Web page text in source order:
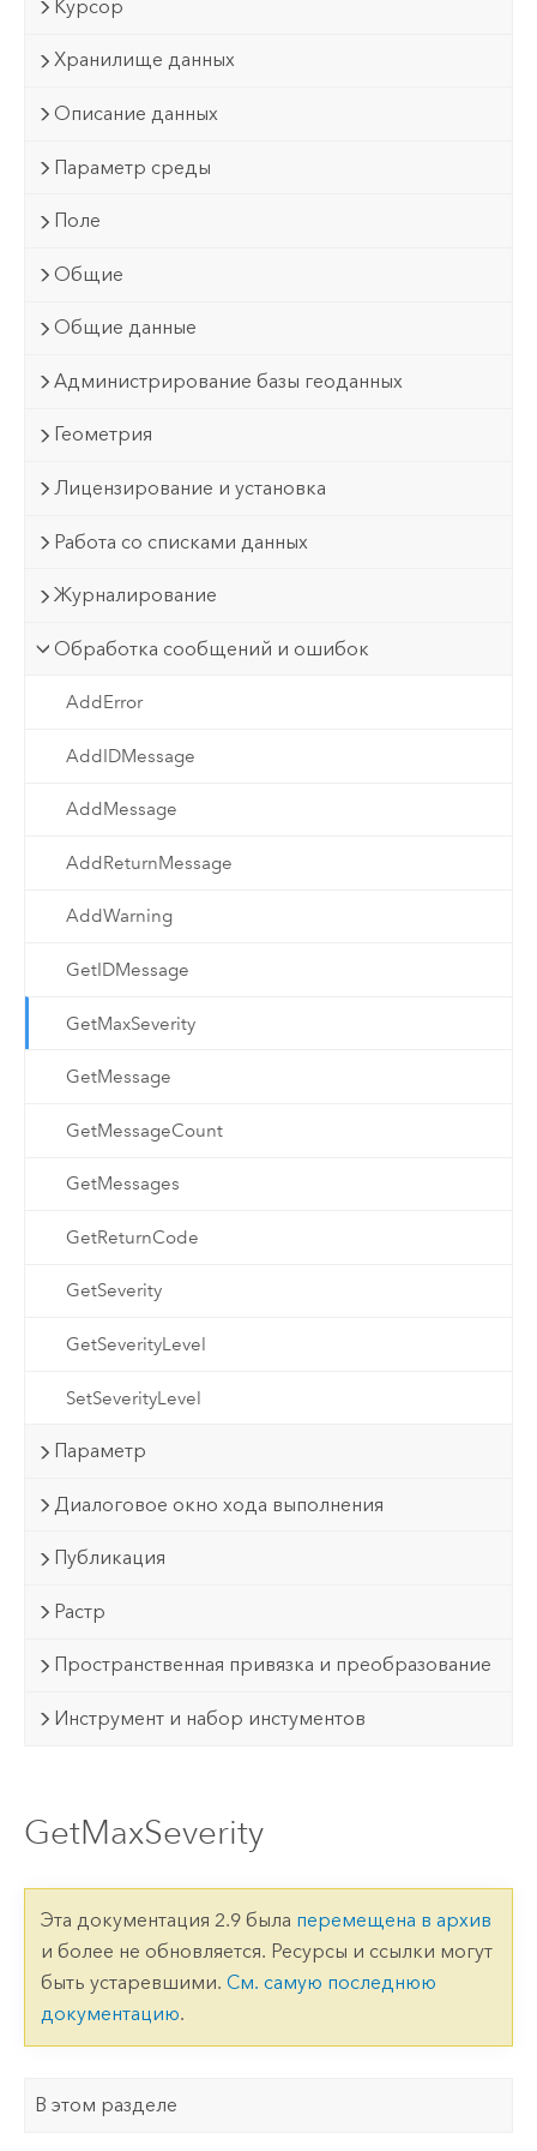
Курсор
Хранилище данных
Описание данных
Параметр среды
Поле
Общие
Общие данные
Администрирование базы геоданных
Геометрия
Лицензирование и установка
Работа со списками данных
Журналирование
Обработка сообщений и ошибок
AddError
AddIDMessage
AddMessage
AddReturnMessage
AddWarning
GetIDMessage
GetMaxSeverity
GetMessage
GetMessageCount
GetMessages
GetReturnCode
GetSeverity
GetSeverityLevel
SetSeverityLevel
Параметр
Диалоговое окно хода выполнения
Публикация
Растр
Пространственная привязка и преобразование
Инструмент и набор инстументов
GetMaxSeverity
Эта документация 2.9 была перемещена в архив
и более не обновляется. Ресурсы и ссылки могут
быть устаревшими. См. самую последнюю
документацию.
В этом разделе